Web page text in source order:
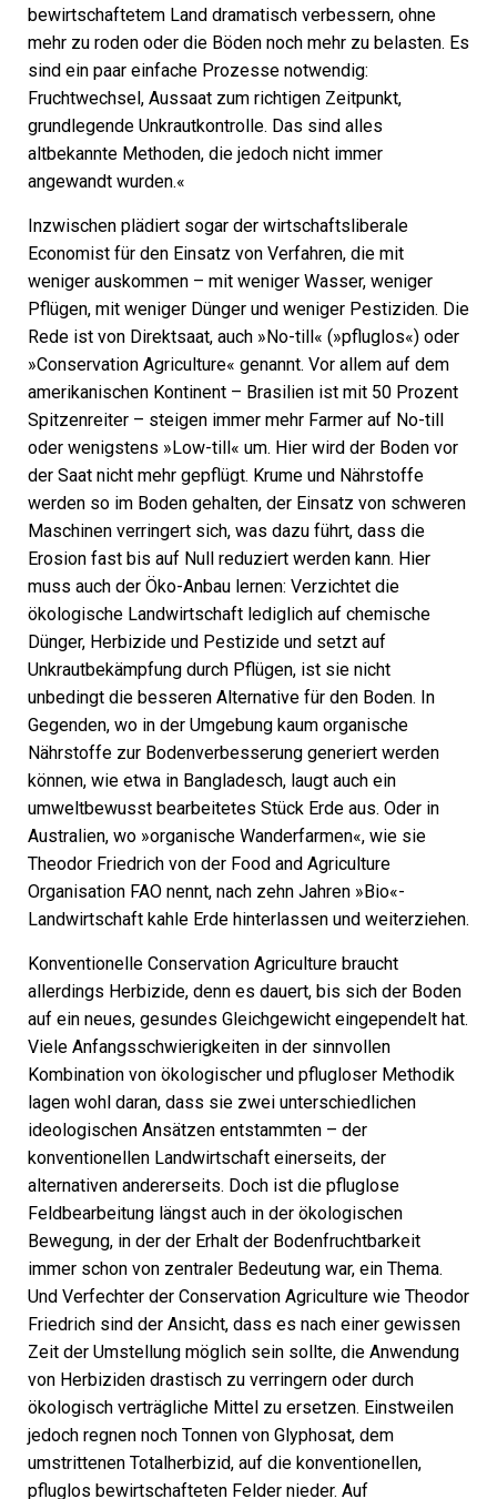
bewirtschaftetem Land dramatisch verbessern, ohne
mehr zu roden oder die Böden noch mehr zu belasten. Es
sind ein paar einfache Prozesse notwendig:
Fruchtwechsel, Aussaat zum richtigen Zeitpunkt,
grundlegende Unkrautkontrolle. Das sind alles
altbekannte Methoden, die jedoch nicht immer
angewandt wurden.«
Inzwischen plädiert sogar der wirtschaftsliberale
Economist für den Einsatz von Verfahren, die mit
weniger auskommen – mit weniger Wasser, weniger
Pflügen, mit weniger Dünger und weniger Pestiziden. Die
Rede ist von Direktsaat, auch »No-till« (»pfluglos«) oder
»Conservation Agriculture« genannt. Vor allem auf dem
amerikanischen Kontinent – Brasilien ist mit 50 Prozent
Spitzenreiter – steigen immer mehr Farmer auf No-till
oder wenigstens »Low-till« um. Hier wird der Boden vor
der Saat nicht mehr gepflügt. Krume und Nährstoffe
werden so im Boden gehalten, der Einsatz von schweren
Maschinen verringert sich, was dazu führt, dass die
Erosion fast bis auf Null reduziert werden kann. Hier
muss auch der Öko-Anbau lernen: Verzichtet die
ökologische Landwirtschaft lediglich auf chemische
Dünger, Herbizide und Pestizide und setzt auf
Unkrautbekämpfung durch Pflügen, ist sie nicht
unbedingt die besseren Alternative für den Boden. In
Gegenden, wo in der Umgebung kaum organische
Nährstoffe zur Bodenverbesserung generiert werden
können, wie etwa in Bangladesch, laugt auch ein
umweltbewusst bearbeitetes Stück Erde aus. Oder in
Australien, wo »organische Wanderfarmen«, wie sie
Theodor Friedrich von der Food and Agriculture
Organisation FAO nennt, nach zehn Jahren »Bio«-
Landwirtschaft kahle Erde hinterlassen und weiterziehen.
Konventionelle Conservation Agriculture braucht
allerdings Herbizide, denn es dauert, bis sich der Boden
auf ein neues, gesundes Gleichgewicht eingependelt hat.
Viele Anfangsschwierigkeiten in der sinnvollen
Kombination von ökologischer und pflugloser Methodik
lagen wohl daran, dass sie zwei unterschiedlichen
ideologischen Ansätzen entstammten – der
konventionellen Landwirtschaft einerseits, der
alternativen andererseits. Doch ist die pfluglose
Feldbearbeitung längst auch in der ökologischen
Bewegung, in der der Erhalt der Bodenfruchtbarkeit
immer schon von zentraler Bedeutung war, ein Thema.
Und Verfechter der Conservation Agriculture wie Theodor
Friedrich sind der Ansicht, dass es nach einer gewissen
Zeit der Umstellung möglich sein sollte, die Anwendung
von Herbiziden drastisch zu verringern oder durch
ökologisch verträgliche Mittel zu ersetzen. Einstweilen
jedoch regnen noch Tonnen von Glyphosat, dem
umstrittenen Totalherbizid, auf die konventionellen,
pfluglos bewirtschafteten Felder nieder. Auf